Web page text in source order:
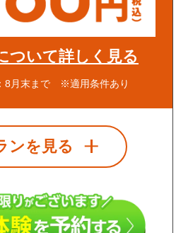
ついて詳しく見る
8月末まで ※適用条件あり
ンを見る